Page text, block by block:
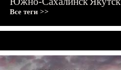
Все теги >>